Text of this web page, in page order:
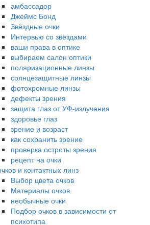
амбассадор
Джеймс Бонд
Звёздные очки
Интервью со звёздами
ваши права в оптике
выбираем салон оптики
поляризационные линзы
солнцезащитные линзы
фотохромные линзы
дефекты зрения
защита глаз от УФ-излучения
здоровье глаз
зрение и возраст
как сохранить зрение
проверка остроты зрения
рецепт на очки
и контактных линз
Выбор цвета очков
Материалы очков
необычные очки
Подбор очков в зависимости от
психотипа